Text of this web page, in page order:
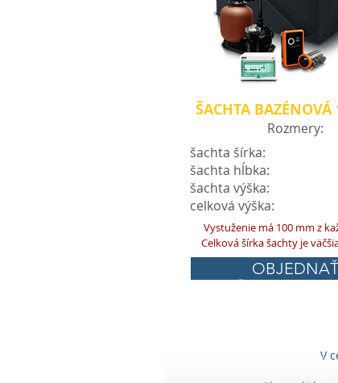
ŠACHTA
Rozmery:
šachta šírka:
šachta hĺbka:
šachta výška:
celková výška:
Vystuženie má 100 mm z
Celková šírka šachty je
OBJEDNAŤ
V